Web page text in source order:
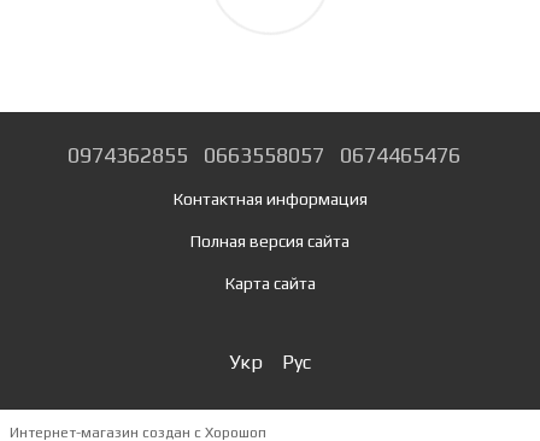
0974362855 0663558057 0674465476
Контактная информация
Полная версия сайта
Карта сайта
Укр Рус
Интернет-магазин создан с Хорошоп